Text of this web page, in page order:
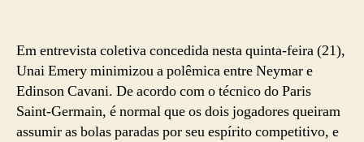
Em entrevista coletiva concedida nesta quinta-feira (21),
Unai Emery minimizou a polêmica entre Neymar e
Edinson Cavani. De acordo com o técnico do Paris
Saint-Germain, é normal que os dois jogadores queiram
assumir as bolas paradas por seu espírito competitivo, e